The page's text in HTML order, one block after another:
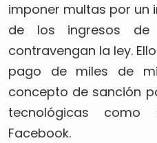
imponer multas por un
de los ingresos de
contravengan la ley.
pago de miles de
concepto de sanción
tecnológicas como
Facebook.